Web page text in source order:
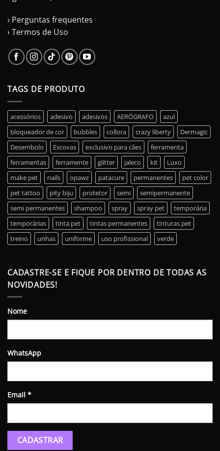
› Perguntas frequentes
› Termos de Uso
TAGS DE PRODUTO
acessórios adesivo adesivos AERÓGRAFO
azul
bloqueador de cor
bubbles collora crazy liberty
Dermagic
Desembolo
Escovas exclusivo para cães
ferramenta
ferramentas
ferramente glitter jaleco kit
Luxo
make pet
nails opawz patacure permanentes
pet color
pet tattoo
pity biju protetor semi
semipermanente
semi permanentes
shampoo spray spray pet
temporária
temporárias
tinta pet tintas permanentes
tinturas pet
treino
unhas uniforme uso profissional verde
CADASTRE-SE E FIQUE POR DENTRO DE TODAS AS
NOVIDADES!
Nome
WhatsApp
Email *